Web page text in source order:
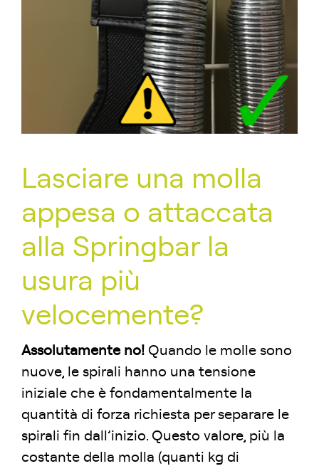
Lasciare una molla
appesa o attaccata
alla Springbar la
usura più
velocemente?
Assolutamente no! Quando le molle sono
nuove, le spirali hanno una tensione
iniziale che è fondamentalmente la
quantità di forza richiesta per separare le
spirali fin dall’inizio. Questo valore, più la
costante della molla (quanti kg di